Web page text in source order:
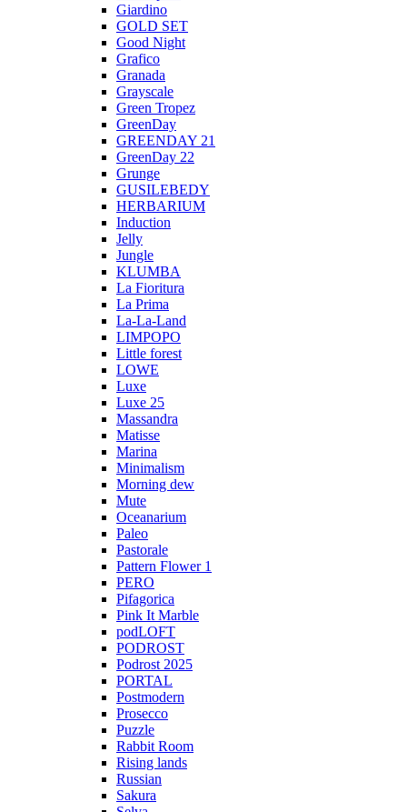
Giardino
GOLD SET
Good Night
Grafico
Granada
Grayscale
Green Tropez
GreenDay
GREENDAY 21
GreenDay 22
Grunge
GUSILEBEDY
HERBARIUM
Induction
Jelly
Jungle
KLUMBA
La Fioritura
La Prima
La-La-Land
LIMPOPO
Little forest
LOWE
Luxe
Luxe 25
Massandra
Matisse
Marina
Minimalism
Morning dew
Mute
Oceanarium
Paleo
Pastorale
Pattern Flower 1
PERO
Pifagorica
Pink It Marble
podLOFT
PODROST
Podrost 2025
PORTAL
Postmodern
Prosecco
Puzzle
Rabbit Room
Rising lands
Russian
Sakura